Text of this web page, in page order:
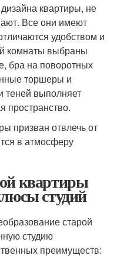
квартиры, не
Все они имеют
удобством и
комнаты выбраны
бра на поворотных
торшеры и
теней выполняет
пространство.
призван отвлечь от
в атмосферу
квартиры
студий
старой
студию
преимуществ: